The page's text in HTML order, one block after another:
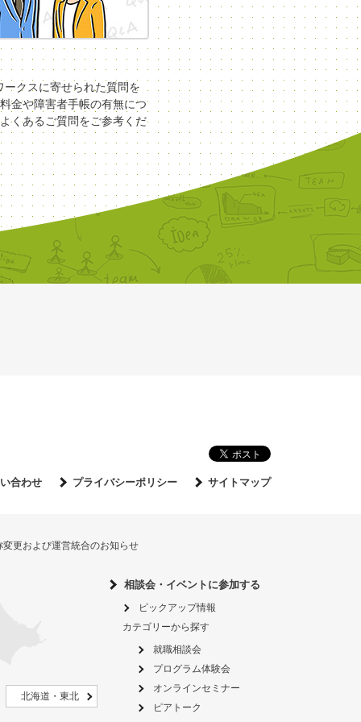
ークスに寄せられた質問を
金や障害者手帳の有無につ
くあるご質問をご参考くだ
合わせ プライバシーポリシー サイトマップ
更および運営統合のお知らせ
北海道・東北
相談会・イベントに参加する
ピックアップ情報
カテゴリーから探す
就職相談会
プログラム体験会
オンラインセミナー
ピアトーク